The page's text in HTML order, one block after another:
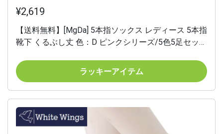
¥2,619
【送料無料】[MgDa] 5本指ソックス レディース 5本指
靴下 くるぶし丈 色：D ピンクシリーズ/5色5足セッ
ラッキーアイテム